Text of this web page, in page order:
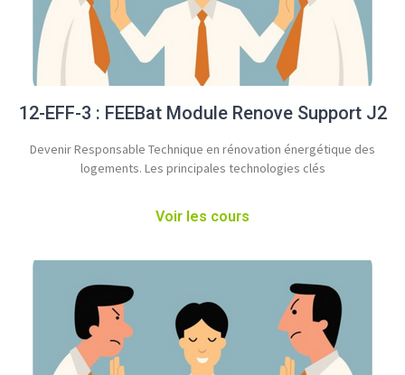
12-EFF-3 : FEEBat Module Renove Support J2
Devenir Responsable Technique en rénovation énergétique des
logements​. Les principales technologies clés
Voir les cours